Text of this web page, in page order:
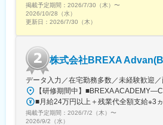
験を活かしていただくことが可能で
年代のMRの方が活躍されています。
■中途入社社員の年収例：
当）
・入社5年目（MR経験者）33歳：712
当）
変更の範囲：会社の定める業務
掲載予定期間： 2026/7/30（木） 〜
2026/10/28（水）
更新日： 2026/7/30（木）
株式会社BREXA
データ入力／在宅勤務多数／未経験歓迎
掲載予定期間： 2026/7/2（木） 〜
2026/9/2（水）